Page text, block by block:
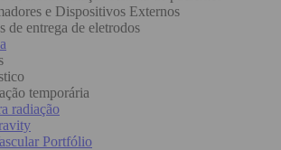
e Dispositivos Externos
de entrega de eletrodos
temporária
radiação
Portfólio